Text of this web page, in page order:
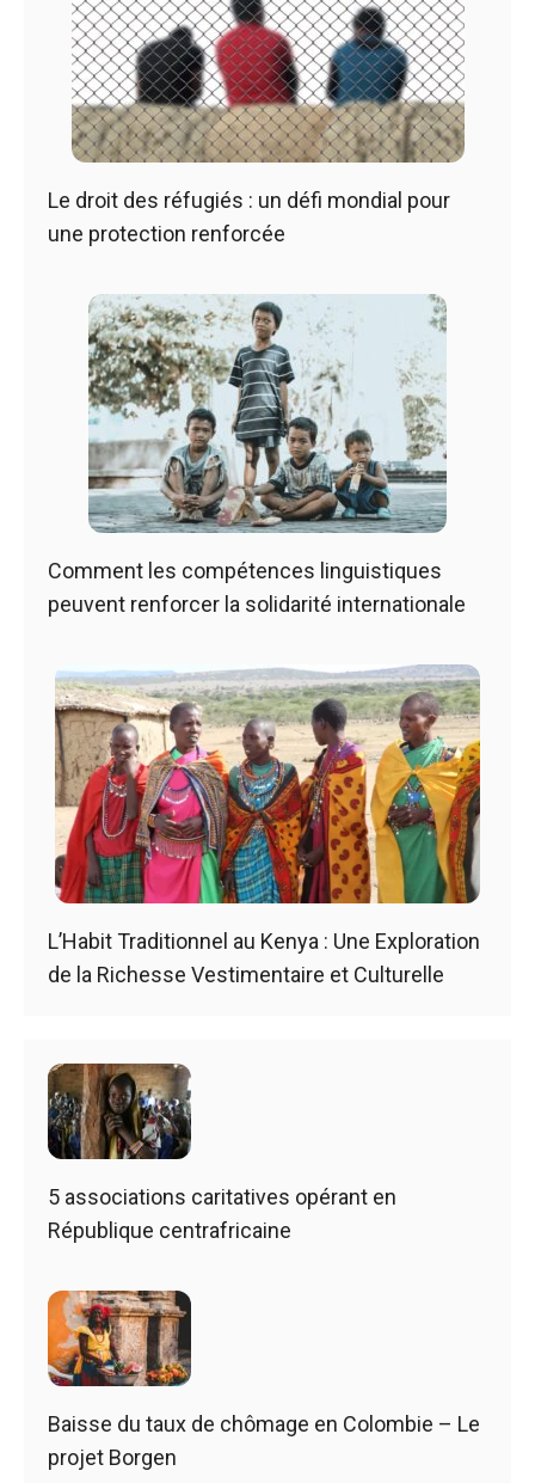
Le droit des réfugiés : un défi mondial pour
une protection renforcée
Comment les compétences linguistiques
peuvent renforcer la solidarité internationale
L’Habit Traditionnel au Kenya : Une Exploration
de la Richesse Vestimentaire et Culturelle
5 associations caritatives opérant en
République centrafricaine
Baisse du taux de chômage en Colombie – Le
projet Borgen